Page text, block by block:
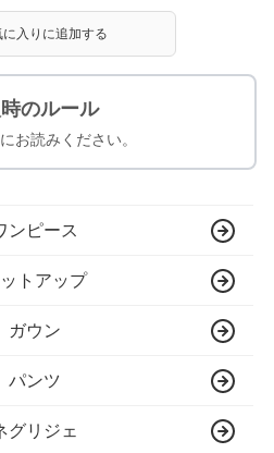
に入りに追加する
のルール
お読みください。
ンピース
トアップ
ガウン
パンツ
グリジェ